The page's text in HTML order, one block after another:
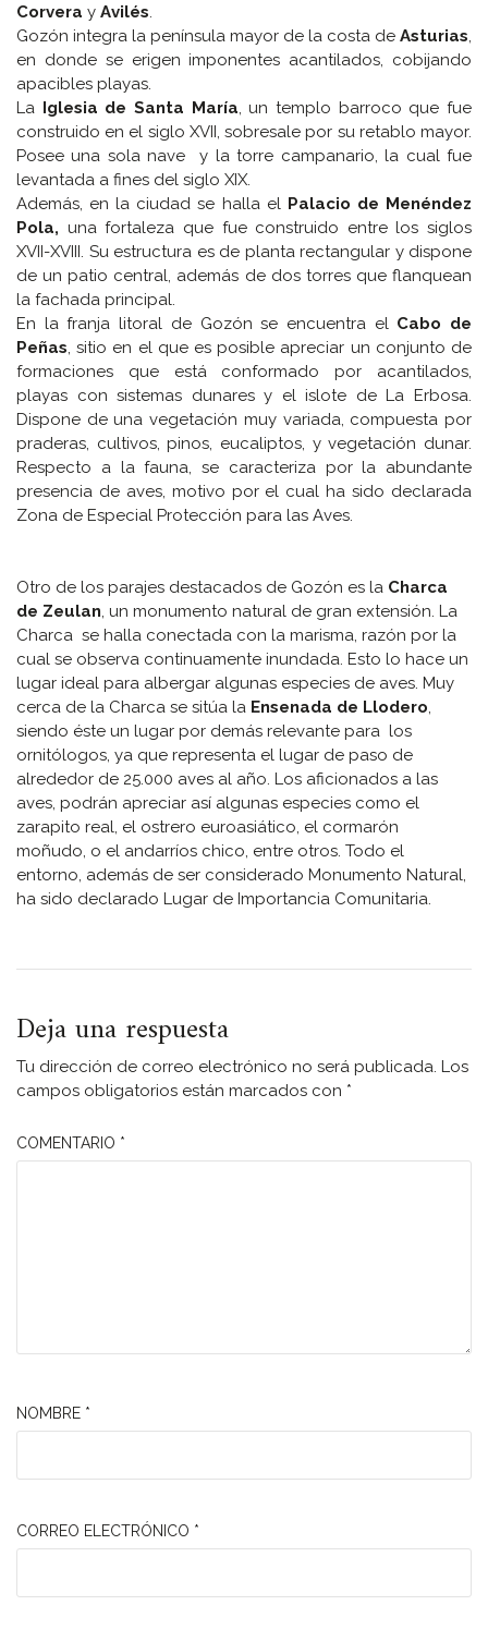
Corvera y Avilés.
Gozón integra la península mayor de la costa de Asturias,
en donde se erigen imponentes acantilados, cobijando
apacibles playas.
La Iglesia de Santa María, un templo barroco que fue
construido en el siglo XVII, sobresale por su retablo mayor.
Posee una sola nave y la torre campanario, la cual fue
levantada a fines del siglo XIX.
Además, en la ciudad se halla el Palacio de Menéndez
Pola, una fortaleza que fue construido entre los siglos
XVII-XVIII. Su estructura es de planta rectangular y dispone
de un patio central, además de dos torres que flanquean
la fachada principal.
En la franja litoral de Gozón se encuentra el Cabo de
Peñas, sitio en el que es posible apreciar un conjunto de
formaciones que está conformado por acantilados,
playas con sistemas dunares y el islote de La Erbosa.
Dispone de una vegetación muy variada, compuesta por
praderas, cultivos, pinos, eucaliptos, y vegetación dunar.
Respecto a la fauna, se caracteriza por la abundante
presencia de aves, motivo por el cual ha sido declarada
Zona de Especial Protección para las Aves.
Otro de los parajes destacados de Gozón es la Charca
de Zeulan, un monumento natural de gran extensión. La
Charca se halla conectada con la marisma, razón por la
cual se observa continuamente inundada. Esto lo hace un
lugar ideal para albergar algunas especies de aves. Muy
cerca de la Charca se sitúa la Ensenada de Llodero,
siendo éste un lugar por demás relevante para los
ornitólogos, ya que representa el lugar de paso de
alrededor de 25.000 aves al año. Los aficionados a las
aves, podrán apreciar así algunas especies como el
zarapito real, el ostrero euroasiático, el cormarón
moñudo, o el andarríos chico, entre otros. Todo el
entorno, además de ser considerado Monumento Natural,
ha sido declarado Lugar de Importancia Comunitaria.
Deja una respuesta
Tu dirección de correo electrónico no será publicada. Los
campos obligatorios están marcados con *
COMENTARIO *
NOMBRE *
CORREO ELECTRÓNICO *